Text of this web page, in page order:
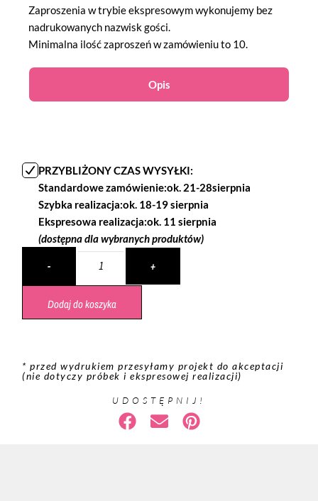
Opis
Zaproszenia w trybie ekspresowym wykonujemy bez
nadrukowanych nazwisk gości.
Minimalna ilość zaproszeń w zamówieniu to 10.
PRZYBLIŻONY CZAS WYSYŁKI:
Standardowe zamówienie:ok. 21-28sierpnia
Szybka realizacja:ok. 18-19 sierpnia
Ekspresowa realizacja:ok. 11 sierpnia
(dostępna dla wybranych produktów)
Dodaj do koszyka
* przed wydrukiem przesyłamy projekt do akceptacji
(nie dotyczy próbek i ekspresowej realizacji)
UDOSTĘPNIJ!